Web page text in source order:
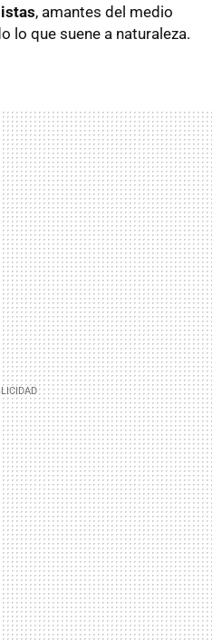
, amantes del medio
lo que suene a naturaleza.